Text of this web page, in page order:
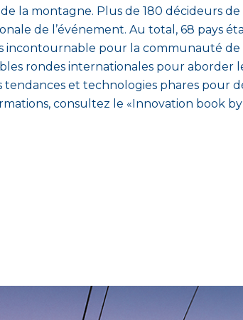
la montagne. Plus de 180 décideurs
de l’événement. Au total, 68 pays
pour la communauté de
rondes internationales pour aborder
tendances et technologies phares pour
consultez le «Innovation book